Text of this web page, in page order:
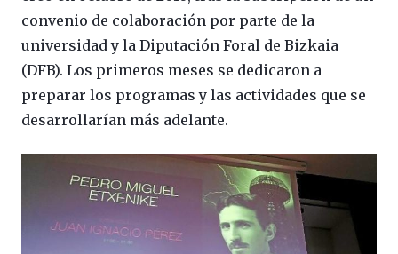
convenio de colaboración por parte de la
universidad y la Diputación Foral de Bizkaia
(DFB). Los primeros meses se dedicaron a
preparar los programas y las actividades que se
desarrollarían más adelante.